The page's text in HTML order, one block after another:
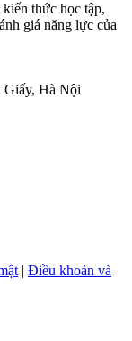
thức học tập,
giá năng lực của
Giấy, Hà Nội
| Điều khoản và